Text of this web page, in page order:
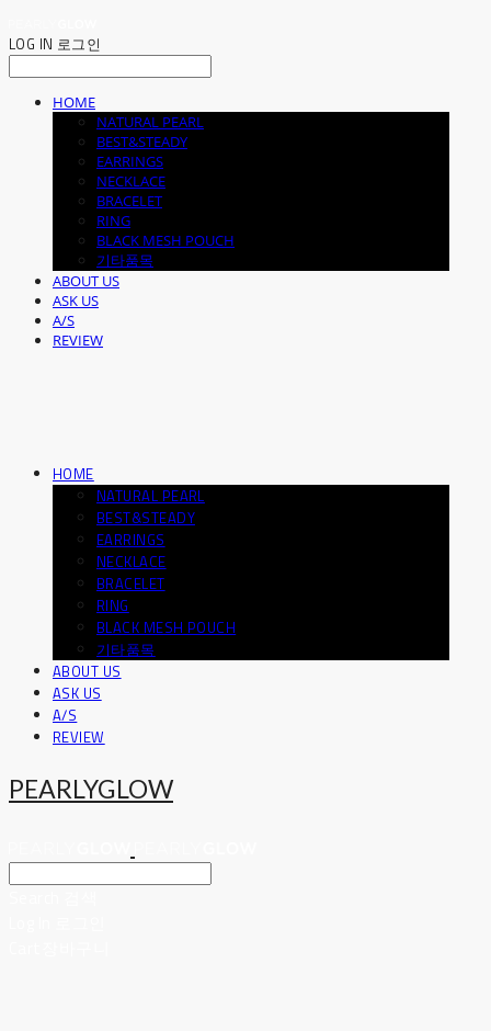
LOG IN 로그인
HOME
NATURAL PEARL
BEST&STEADY
EARRINGS
NECKLACE
BRACELET
RING
BLACK MESH POUCH
기타품목
ABOUT US
ASK US
A/S
REVIEW
HOME
NATURAL PEARL
BEST&STEADY
EARRINGS
NECKLACE
BRACELET
RING
BLACK MESH POUCH
기타품목
ABOUT US
ASK US
A/S
REVIEW
PEARLYGLOW